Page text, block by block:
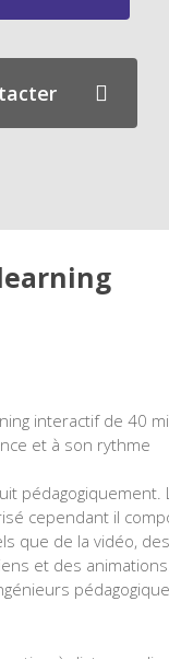
interactif de 40
et à son rythme
pédagogiquement.
cependant il
que de la vidéo, des
et des